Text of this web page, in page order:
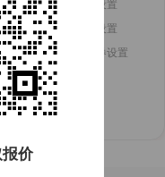
动统计
提现设置
长排行
版权设置
面文字替换 优惠券设置
价